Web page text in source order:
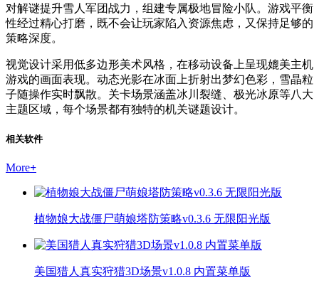
对解谜提升雪人军团战力，组建专属极地冒险小队。游戏平衡
性经过精心打磨，既不会让玩家陷入资源焦虑，又保持足够的
策略深度。
视觉设计采用低多边形美术风格，在移动设备上呈现媲美主机
游戏的画面表现。动态光影在冰面上折射出梦幻色彩，雪晶粒
子随操作实时飘散。关卡场景涵盖冰川裂缝、极光冰原等八大
主题区域，每个场景都有独特的机关谜题设计。
相关软件
More+
植物娘大战僵尸萌娘塔防策略v0.3.6 无限阳光版
美国猎人真实狩猎3D场景v1.0.8 内置菜单版